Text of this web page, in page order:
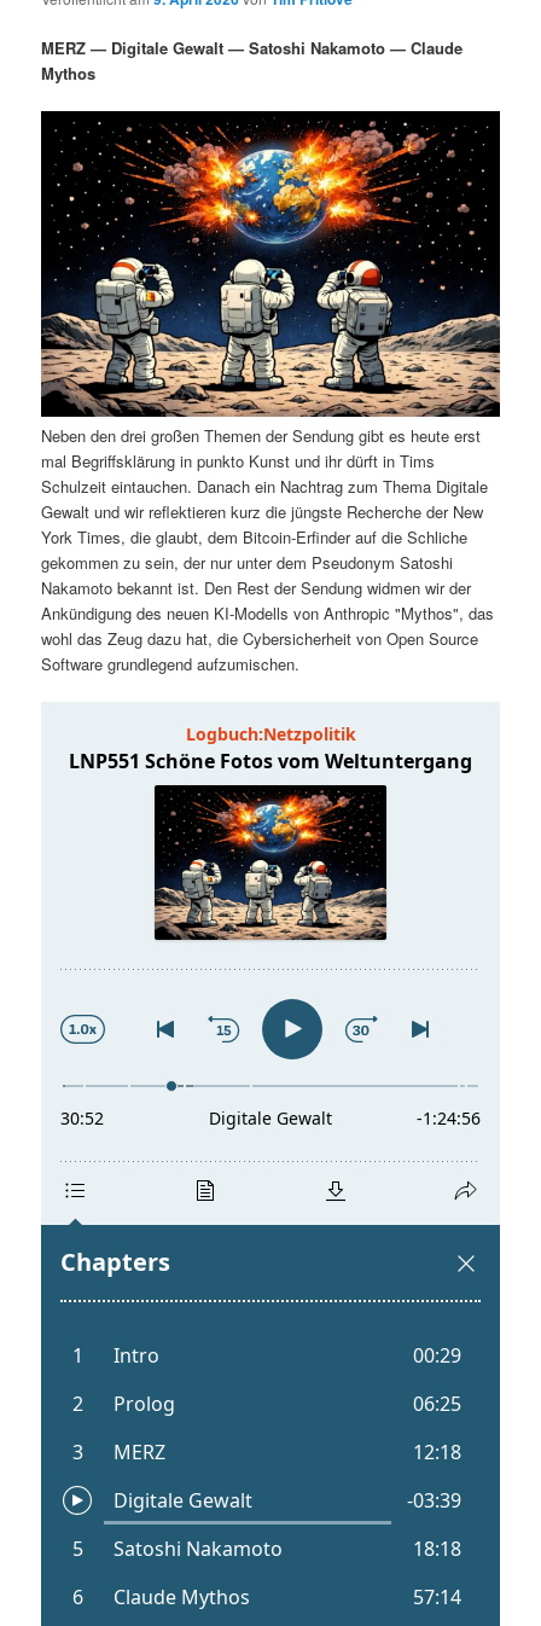
m
r
n
I
n
h
a
l
t
s
p
n
u
d
r
e
n
I
n
h
a
l
t
g
e
n
n
a
MERZ — Digitale Gewalt — Satoshi Nakamoto — Claude
Mythos
Neben den drei großen Themen der Sendung gibt es heute erst
mal Begriffsklärung in punkto Kunst und ihr dürft in Tims
Schulzeit eintauchen. Danach ein Nachtrag zum Thema Digitale
Gewalt und wir reflektieren kurz die jüngste Recherche der New
York Times, die glaubt, dem Bitcoin-Erfinder auf die Schliche
gekommen zu sein, der nur unter dem Pseudonym Satoshi
Nakamoto bekannt ist. Den Rest der Sendung widmen wir der
Ankündigung des neuen KI-Modells von Anthropic "Mythos", das
wohl das Zeug dazu hat, die Cybersicherheit von Open Source
Software grundlegend aufzumischen.